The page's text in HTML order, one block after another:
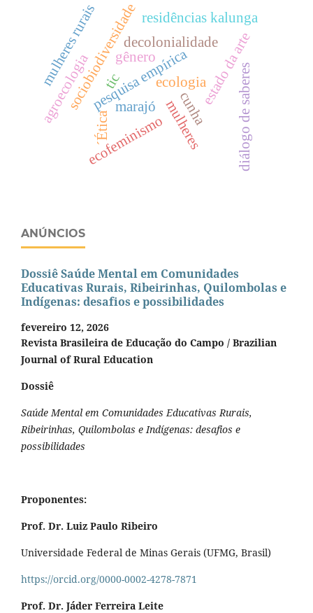
decolonialidade
sociobiodiversidade
pesquisa empírica
´Ética
ecologia
mulheres
estado da arte
ecofeminismo
agroecologia
residências kalunga
diálogo de saberes
cunha
mulheres rurais gênero
tic
marajó
ANÚNCIOS
Dossiê Saúde Mental em Comunidades
Educativas Rurais, Ribeirinhas, Quilombolas e
Indígenas: desafios e possibilidades
fevereiro 12, 2026
Revista Brasileira de Educação do Campo / Brazilian
Journal of Rural Education
Dossiê
Saúde Mental em Comunidades Educativas Rurais,
Ribeirinhas, Quilombolas e Indígenas: desafios e
possibilidades
Proponentes:
Prof. Dr. Luiz Paulo Ribeiro
Universidade Federal de Minas Gerais (UFMG, Brasil)
https://orcid.org/0000-0002-4278-7871
Prof. Dr. Jáder Ferreira Leite